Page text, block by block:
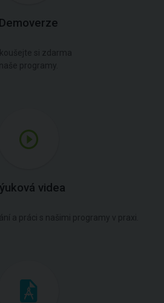
Demoverze
si zdarma
naše programy.
videa
a práci s našimi programy v praxi.